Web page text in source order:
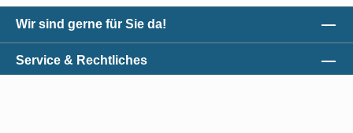
Wir sind gerne für Sie da!
Service & Rechtliches